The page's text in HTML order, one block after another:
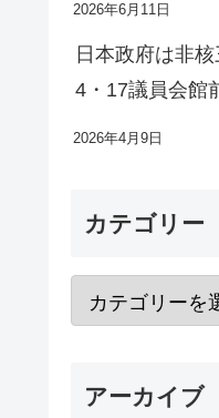
2026年6月11日
日本政府は非
4・17議員会館
2026年4月9日
カテゴリー
アーカイブ